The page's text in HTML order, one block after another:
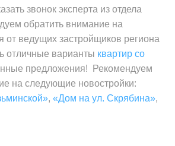
звонок эксперта из отдела
обратить внимание на
от ведущих застройщиков региона
отличные варианты квартир со
предложения! Рекомендуем
на следующие новостройки:
, «Дом на ул. Скрябина»,